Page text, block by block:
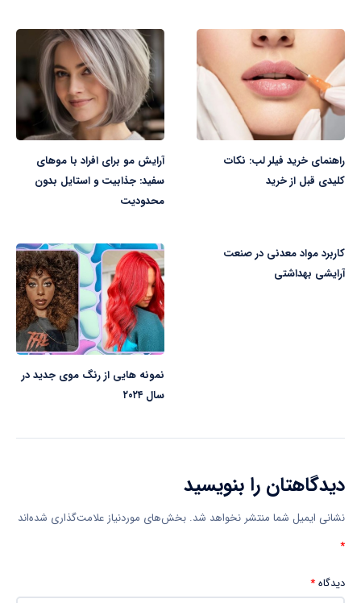
راهنمای خرید فیلر لب: نکات
کلیدی قبل از خرید
آرایش مو برای افراد با موهای
سفید: جذابیت و استایل بدون
محدودیت
کاربرد مواد معدنی در صنعت
آرایشی بهداشتی
نمونه هایی از رنگ موی جدید در
سال ۲۰۲۴
دیدگاهتان را بنویسید
نشانی ایمیل شما منتشر نخواهد شد. بخش‌های موردنیاز علامت‌گذاری شده‌اند
*
دیدگاه*